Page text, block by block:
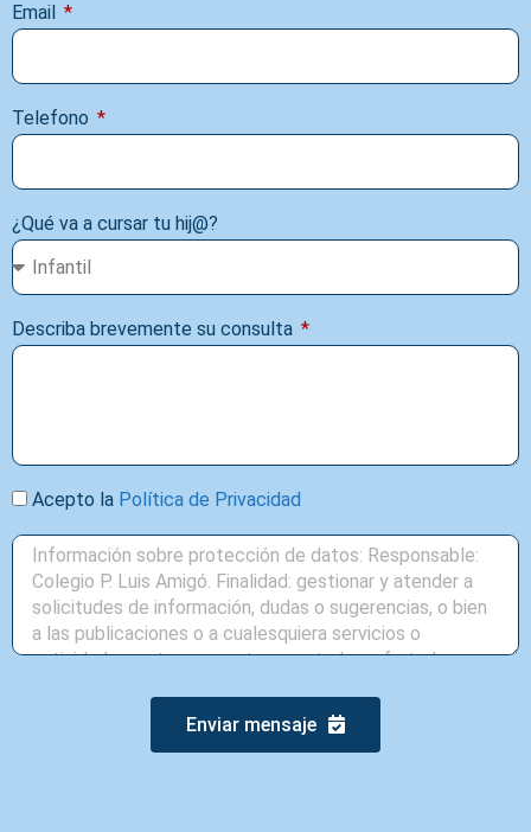
Email
Telefono
¿Qué va a cursar tu hij@?
Describa brevemente su consulta
Acepto la Política de Privacidad
Enviar mensaje